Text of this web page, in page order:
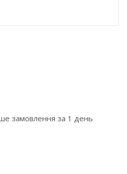
замовлення за 1 день